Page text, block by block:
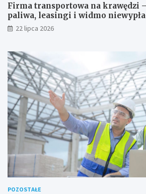
Firma transportowa na krawędzi
paliwa, leasingi i widmo
22 lipca 2026
POZOSTAŁE